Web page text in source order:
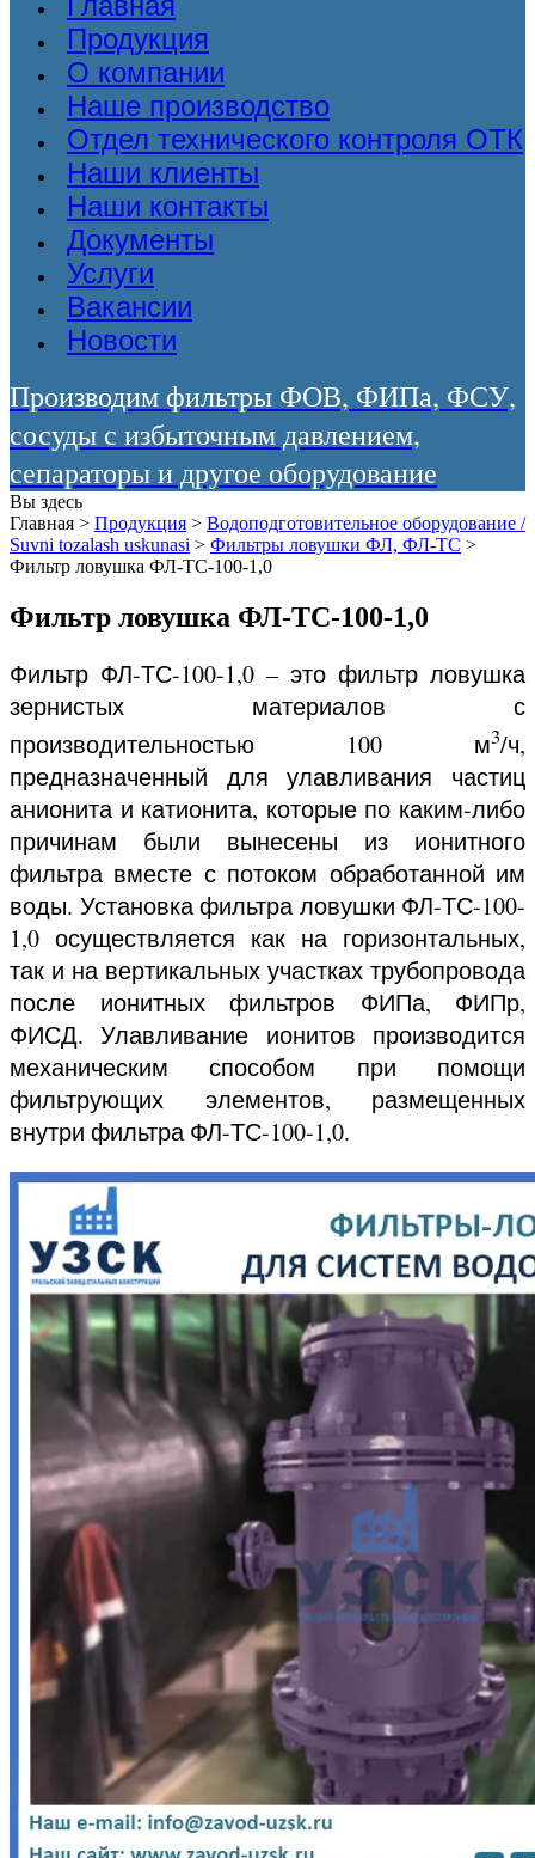
Продукция
О компании
Наше производство
Отдел технического контроля ОТК
Наши клиенты
Наши контакты
Документы
Услуги
Вакансии
Новости
Производим фильтры ФОВ, ФИПа, ФСУ,
сосуды с избыточным давлением,
сепараторы и другое оборудование
Вы здесь
Главная > Продукция > Водоподготовительное оборудование /
Suvni tozalash uskunasi > Фильтры ловушки ФЛ, ФЛ-ТС >
Фильтр ловушка ФЛ-ТС-100-1,0
Фильтр ловушка ФЛ-ТС-100-1,0
Фильтр ФЛ-ТС-100-1,0 – это фильтр ловушка
зернистых материалов с
производительностью 100 м3/ч,
предназначенный для улавливания частиц
анионита и катионита, которые по каким-либо
причинам были вынесены из ионитного
фильтра вместе с потоком обработанной им
воды. Установка фильтра ловушки ФЛ-ТС-100-
1,0 осуществляется как на горизонтальных,
так и на вертикальных участках трубопровода
после ионитных фильтров ФИПа, ФИПр,
ФИСД. Улавливание ионитов производится
механическим способом при помощи
фильтрующих элементов, размещенных
внутри фильтра ФЛ-ТС-100-1,0.